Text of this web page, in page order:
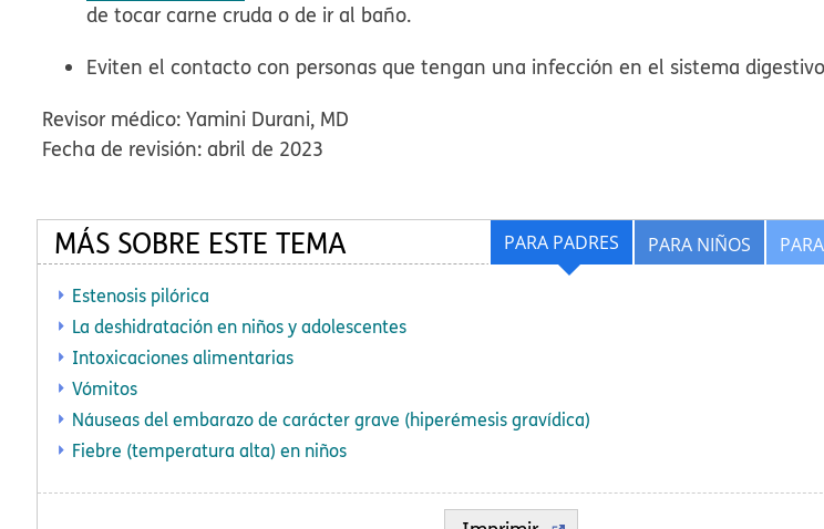
de tocar carne cruda o de ir al baño.
Eviten el contacto con personas que tengan una infección en el sistema
Revisor médico: Yamini Durani, MD
Fecha de revisión: abril de 2023
PARA NIÑOS
PARA PADRES
MÁS SOBRE ESTE TEMA
Estenosis pilórica
La deshidratación en niños y adolescentes
Intoxicaciones alimentarias
Vómitos
Náuseas del embarazo de carácter grave (hiperémesis gravídica)
Fiebre (temperatura alta) en niños